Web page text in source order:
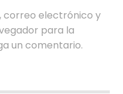
correo electrónico y
para la
un comentario.